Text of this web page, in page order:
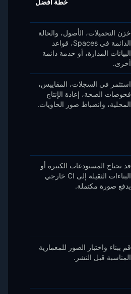
خزن التحميلات، الأصول، والحالة
الدائمة في Spaces، قواعد
البيانات المدارة، أو خدمة دائمة
أخرى.
استثمر في السجلات، المقاييس،
فحوصات الصحة، إعادة الإنتاج
المحلية، وانضباط صور الحاويات.
قد تحتاج المستودعات الكبيرة أو
البناءات الثقيلة إلى CI خارجي
يدفع صورة مكتملة.
قم ببناء واختبار الصور للمعمارية
المناسبة قبل النشر.